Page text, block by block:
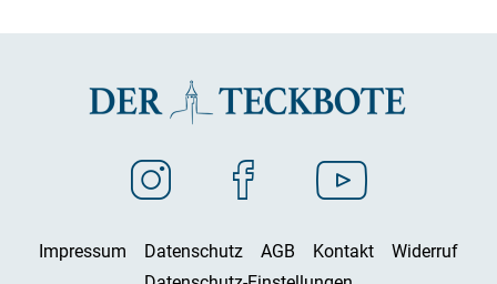
Impressum Datenschutz AGB Kontakt
Widerruf